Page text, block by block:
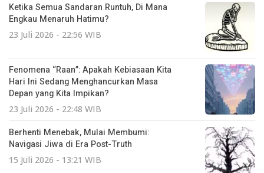
Ketika Semua Sandaran Runtuh, Di Mana
Engkau Menaruh Hatimu?
23 Juli 2026 - 22:56 WIB
Fenomena “Raan”: Apakah Kebiasaan Kita
Hari Ini Sedang Menghancurkan Masa
Depan yang Kita Impikan?
23 Juli 2026 - 22:48 WIB
Berhenti Menebak, Mulai Membumi:
Navigasi Jiwa di Era Post-Truth
15 Juli 2026 - 13:21 WIB